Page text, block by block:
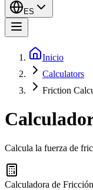
ES
Inicio
Calculators
Friction
Calcula la fuerza de
Calculadora de Fricción